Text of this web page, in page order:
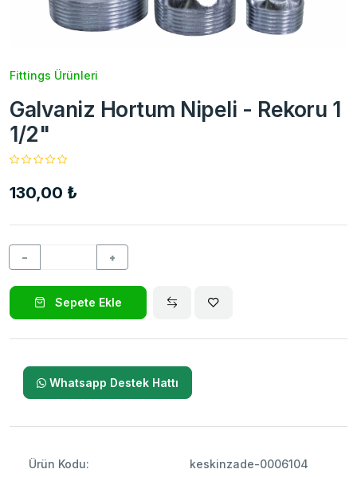
Fittings Ürünleri
Galvaniz Hortum Nipeli - Rekoru 1
1/2"
130,00 ₺
− +
Sepete Ekle
Whatsapp Destek Hattı
Ürün Kodu: keskinzade-0006104